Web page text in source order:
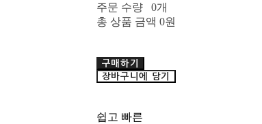
주문 수량
0개
총 상품 금액 0원
구매하기
장바구니에 담기
쉽고 빠른